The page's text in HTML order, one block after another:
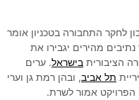
לחקר התחבורה בטכניון אומר
מהירים יגבירו את
הציבורית בישראל. ערים
תל אביב, ובהן רמת גן וערי
הפרויקט אמור לשרת.